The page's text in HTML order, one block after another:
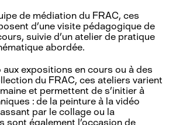
de médiation du FRAC, ces
d’une visite pédagogique de
suivie d’un atelier de pratique
abordée.
aux expositions en cours ou à des
du FRAC, ces ateliers varient
et permettent de s’initier à
: de la peinture à la vidéo
par le collage ou la
sont également l’occasion de